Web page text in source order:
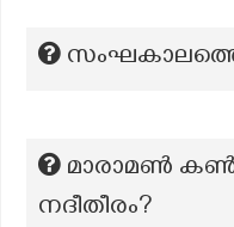
മാരാമൺ
നദീതീരം?